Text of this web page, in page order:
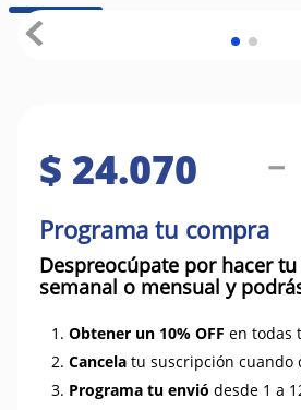
$ 24.070 －
Programa tu compra
Despreocúpate por hacer
semanal o mensual y
1. Obtener un 10% OFF en todas
2. Cancela tu suscripción cuando
3. Programa tu envió desde 1 a